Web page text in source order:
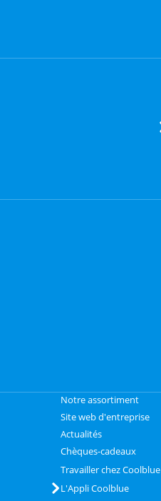
Notre assortiment
Site web d'entreprise
Actualités
Chèques-cadeaux
Travailler chez Coolblue
L'Appli Coolblue